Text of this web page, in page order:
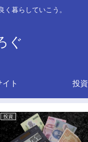
く暮らしていこう。
ぐ
ト 投資
投資